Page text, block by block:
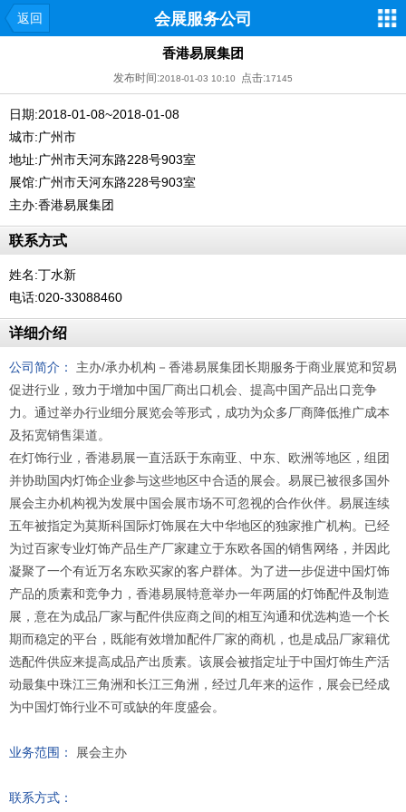
返回 会展服务公司
香港易展集团
发布时间:2018-01-03 10:10 点击:17145
日期:2018-01-08~2018-01-08
城市:广州市
地址:广州市天河东路228号903室
展馆:广州市天河东路228号903室
主办:香港易展集团
联系方式
姓名:丁水新
电话:020-33088460
详细介绍
公司简介：
主办/承办机构－香港易展集团长期服务于商业展览和贸易
促进行业，致力于增加中国厂商出口机会、提高中国产品出口竞争
力。通过举办行业细分展览会等形式，成功为众多厂商降低推广成本
及拓宽销售渠道。
在灯饰行业，香港易展一直活跃于东南亚、中东、欧洲等地区，组团
并协助国内灯饰企业参与这些地区中合适的展会。易展已被很多国外
展会主办机构视为发展中国会展市场不可忽视的合作伙伴。易展连续
五年被指定为莫斯科国际灯饰展在大中华地区的独家推广机构。已经
为过百家专业灯饰产品生产厂家建立于东欧各国的销售网络，并因此
凝聚了一个有近万名东欧买家的客户群体。为了进一步促进中国灯饰
产品的质素和竞争力，香港易展特意举办一年两届的灯饰配件及制造
展，意在为成品厂家与配件供应商之间的相互沟通和优选构造一个长
期而稳定的平台，既能有效增加配件厂家的商机，也是成品厂家籍优
选配件供应来提高成品产出质素。该展会被指定址于中国灯饰生产活
动最集中珠江三角洲和长江三角洲，经过几年来的运作，展会已经成
为中国灯饰行业不可或缺的年度盛会。
业务范围： 展会主办
联系方式：